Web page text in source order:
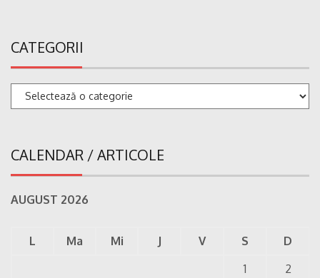
CATEGORII
Categorii
CALENDAR / ARTICOLE
AUGUST 2026
L Ma Mi J V S
D
1
2